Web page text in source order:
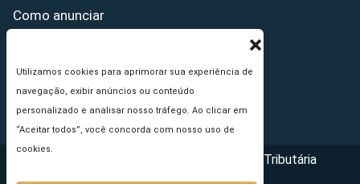
Utilizamos cookies para aprimorar sua experiência de
navegação, exibir anúncios ou conteúdo
personalizado e analisar nosso tráfego. Ao clicar em
“Aceitar todos”, você concorda com nosso uso de
cookies.
Como anunciar
Princípios Editoriais
Copyright © 2026 - Portal da Reforma Tributária